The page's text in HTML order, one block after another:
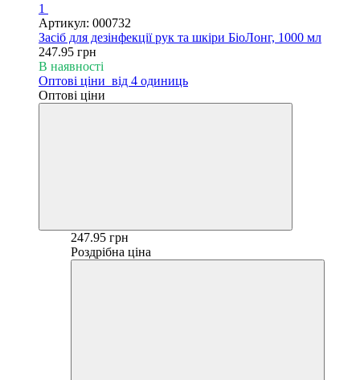
1
Артикул: 000732
Засіб для дезінфекції рук та шкіри БіоЛонг, 1000 мл
247.95 грн
В наявності
Оптові ціни від 4 одиниць
Оптові ціни
247.95 грн
Роздрібна ціна